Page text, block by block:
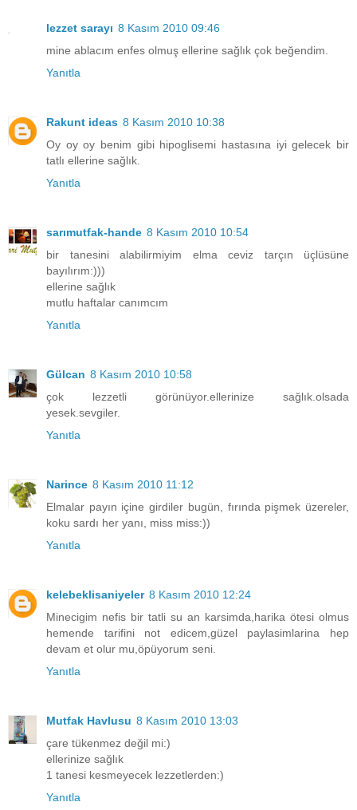
lezzet sarayı 8 Kasım 2010 09:46
mine ablacım enfes olmuş ellerine sağlık çok beğendim.
Yanıtla
Rakunt ideas 8 Kasım 2010 10:38
Oy oy oy benim gibi hipoglisemi hastasına iyi gelecek bir
tatlı ellerine sağlık.
Yanıtla
sarımutfak-hande 8 Kasım 2010 10:54
bir tanesini alabilirmiyim elma ceviz tarçın üçlüsüne
bayılırım:)))
ellerine sağlık
mutlu haftalar canımcım
Yanıtla
Gülcan 8 Kasım 2010 10:58
çok lezzetli görünüyor.ellerinize sağlık.olsada
yesek.sevgiler.
Yanıtla
Narince 8 Kasım 2010 11:12
Elmalar payın içine girdiler bugün, fırında pişmek üzereler,
koku sardı her yanı, miss miss:))
Yanıtla
kelebeklisaniyeler 8 Kasım 2010 12:24
Minecigim nefis bir tatli su an karsimda,harika ötesi olmus
hemende tarifini not edicem,güzel paylasimlarina hep
devam et olur mu,öpüyorum seni.
Yanıtla
Mutfak Havlusu 8 Kasım 2010 13:03
çare tükenmez değil mi:)
ellerinize sağlık
1 tanesi kesmeyecek lezzetlerden:)
Yanıtla